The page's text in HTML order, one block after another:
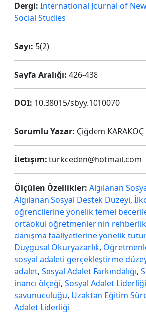
Dergi: International Journal of
Social Studies
Sayı: 5(2)
Sayfa Aralığı: 426-438
DOI: 10.38015/sbyy.1010070
Sorumlu Yazar: Çiğdem KARAKOÇ
İletişim: turkceden@hotmail.com
Ölçülen Özellikler: Algılanan
Algılanan Sosyal Destek Düzeyi,
öğrencilerine yönelik temel
ortaokul öğretmenlerinin
danışma faaliyetlerine yönelik
Duygusal Okuryazarlık,
sosyal adaleti gerçekleştirme
adalet, Sosyal Adalet Farkındalığı,
inancı ölçeği, Sosyal Adalet Liderliği
savunuculuğu, Uzaktan Eğitim
Adalet Liderliği